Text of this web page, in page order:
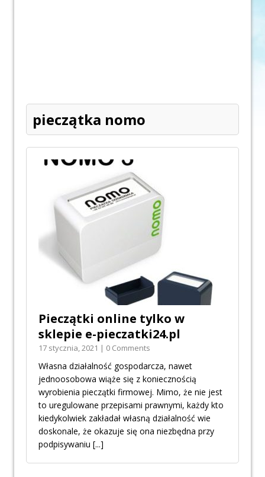
pieczątka nomo
Pieczątki online tylko w
sklepie e-pieczatki24.pl
17 stycznia, 2021 | 0 Comments
Własna działalność gospodarcza, nawet
jednoosobowa wiąże się z koniecznością
wyrobienia pieczątki firmowej. Mimo, że nie jest
to uregulowane przepisami prawnymi, każdy kto
kiedykolwiek zakładał własną działalność wie
doskonale, że okazuje się ona niezbędna przy
podpisywaniu [...]